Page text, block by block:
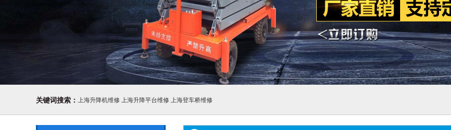
关键词搜索： 上海升降机维修 上海升降平台维修 上海登车桥维修